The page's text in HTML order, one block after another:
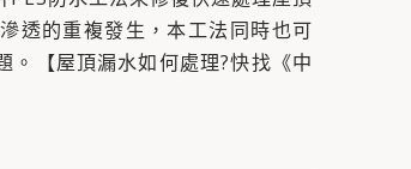
透的重複發生，本工法同時也可
。【屋頂漏水如何處理?快找《中